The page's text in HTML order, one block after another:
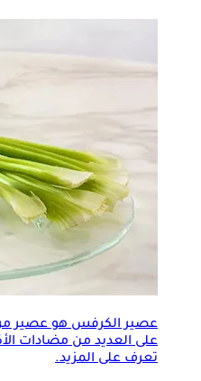
عصير الكرفس هو عصير
على العديد من مضادات
تعرف على المزيد.